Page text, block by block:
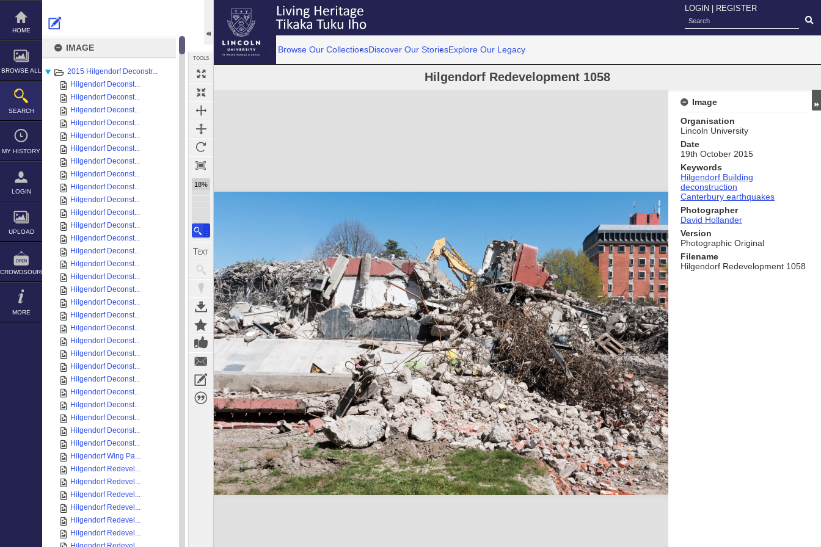
Skip
content
HOME
BROWSE ALL
SEARCH
MY HISTORY
LOGIN
UPLOAD
CROWDSOURCE
MORE
IMAGE
2015 Hilgendorf Deconstr...
Hilgendorf Deconst...
Hilgendorf Deconst...
Hilgendorf Deconst...
Hilgendorf Deconst...
Hilgendorf Deconst...
Hilgendorf Deconst...
Hilgendorf Deconst...
Hilgendorf Deconst...
Hilgendorf Deconst...
Hilgendorf Deconst...
Hilgendorf Deconst...
Hilgendorf Deconst...
Hilgendorf Deconst...
Hilgendorf Deconst...
Hilgendorf Deconst...
Hilgendorf Deconst...
Hilgendorf Deconst...
Hilgendorf Deconst...
Hilgendorf Deconst...
Hilgendorf Deconst...
Hilgendorf Deconst...
Hilgendorf Deconst...
Hilgendorf Deconst...
Hilgendorf Deconst...
Hilgendorf Deconst...
Hilgendorf Deconst...
Hilgendorf Deconst...
Hilgendorf Deconst...
Hilgendorf Deconst...
Hilgendorf Wing Pa...
Hilgendorf Redevel...
Hilgendorf Redevel...
Hilgendorf Redevel...
Hilgendorf Redevel...
Hilgendorf Redevel...
Hilgendorf Redevel...
TOOLS
18%
LOGIN REGISTER
Browse Our CollectionsDiscover Our StoriesExplore Our Legacy
Hilgendorf Redevelopment 1058
Expand/collapse
Image
Organisation
Lincoln University
Date
19th October 2015
Keywords
Hilgendorf Building
deconstruction
Canterbury earthquakes
Photographer
David Hollander
Version
Photographic Original
Filename
Hilgendorf Redevelopment 1058